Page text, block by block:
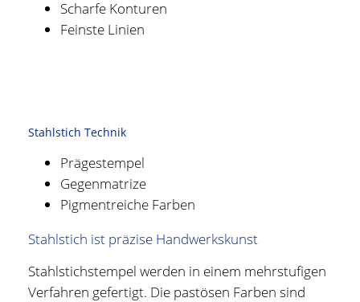
Scharfe Konturen
Feinste Linien
Stahlstich Technik
Prägestempel
Gegenmatrize
Pigmentreiche Farben
Stahlstich ist präzise Handwerkskunst
Stahlstichstempel werden in einem mehrstufigen
Verfahren gefertigt. Die pastösen Farben sind